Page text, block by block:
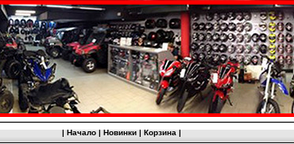
|Начало|Новинки|Корзина|